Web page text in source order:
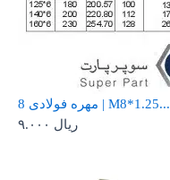
مهره فولادی 8 | M8*1.25...
۹.۰۰۰ ریال